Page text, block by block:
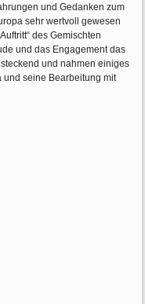
und Gedanken zum
sehr wertvoll gewesen
des Gemischten
und das Engagement das
und nahmen einiges
und seine Bearbeitung mit